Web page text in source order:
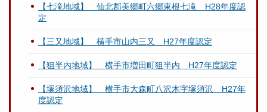
【七滝地域】 仙北郡美郷町六郷東根七滝 H28年度認
定
【三又地域】 横手市山内三又 H27年度認定
【狙半内地域】 横手市増田町狙半内 H27年度認定
【塚須沢地域】 横手市大森町八沢木字塚須沢 H27年
度認定